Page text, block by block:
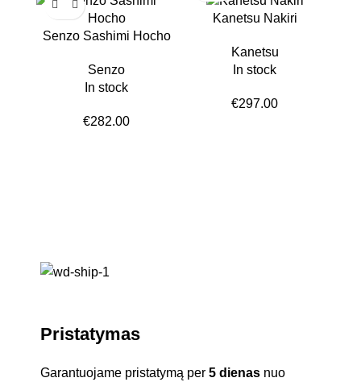
Senzo Sashimi Hocho
Senzo
In stock
€282.00
Kanetsu Nakiri
Kanetsu
In stock
€297.00
Pristatymas
Garantuojame pristatymą per 5 dienas nuo